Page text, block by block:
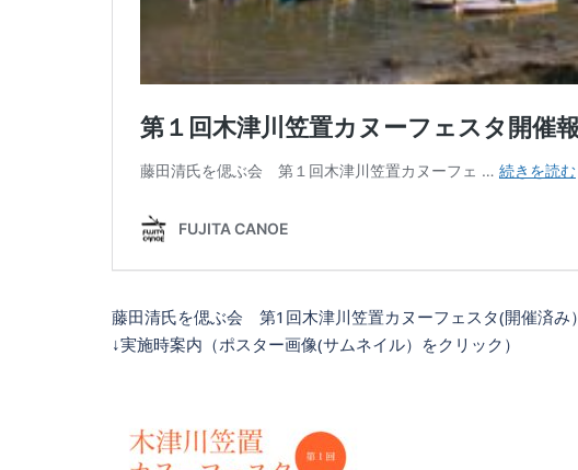
藤田清氏を偲ぶ会 第1回木津川笠置カヌーフェスタ(開催済み）
↓実施時案内（ポスター画像(サムネイル）をクリック）